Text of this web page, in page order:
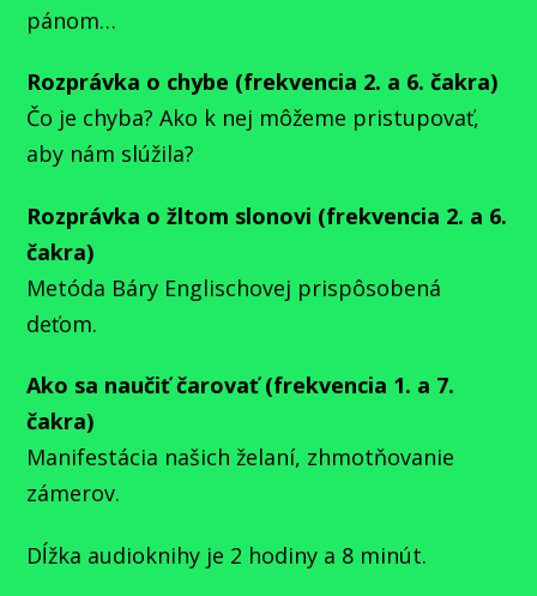
pánom…
Rozprávka o chybe (frekvencia 2. a 6. čakra)
Čo je chyba? Ako k nej môžeme pristupovať,
aby nám slúžila?
Rozprávka o žltom slonovi (frekvencia 2. a 6.
čakra)
Metóda Báry Englischovej prispôsobená
deťom.
Ako sa naučiť čarovať (frekvencia 1. a 7.
čakra)
Manifestácia našich želaní, zhmotňovanie
zámerov.
Dĺžka audioknihy je 2 hodiny a 8 minút.